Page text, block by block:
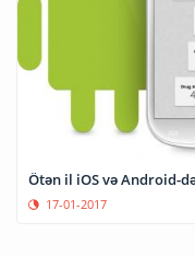
Ötən il iOS və Android-
17-01-2017